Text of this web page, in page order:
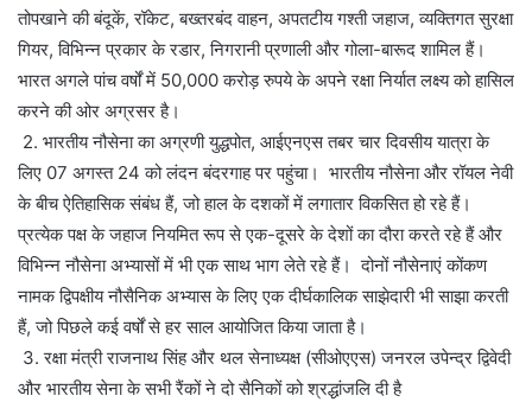
तोपखाने की बंदूकें, रॉकेट, बख्तरबंद वाहन, अपतटीय गश्ती जहाज, व्यक्तिगत सुरक्षा
गियर, विभिन्न प्रकार के रडार, निगरानी प्रणाली और गोला-बारूद शामिल हैं।
भारत अगले पांच वर्षों में 50,000 करोड़ रुपये के अपने रक्षा निर्यात लक्ष्य को हासिल
करने की ओर अग्रसर है।
2. भारतीय नौसेना का अग्रणी युद्धपोत, आईएनएस तबर चार दिवसीय यात्रा के
लिए 07 अगस्त 24 को लंदन बंदरगाह पर पहुंचा। भारतीय नौसेना और रॉयल नेवी
के बीच ऐतिहासिक संबंध हैं, जो हाल के दशकों में लगातार विकसित हो रहे हैं।
प्रत्येक पक्ष के जहाज नियमित रूप से एक-दूसरे के देशों का दौरा करते रहे हैं और
विभिन्न नौसेना अभ्यासों में भी एक साथ भाग लेते रहे हैं। दोनों नौसेनाएं कोंकण
नामक द्विपक्षीय नौसैनिक अभ्यास के लिए एक दीर्घकालिक साझेदारी भी साझा करती
हैं, जो पिछले कई वर्षों से हर साल आयोजित किया जाता है।
3. रक्षा मंत्री राजनाथ सिंह और थल सेनाध्यक्ष (सीओएएस) जनरल उपेन्द्र द्विवेदी
और भारतीय सेना के सभी रैंकों ने दो सैनिकों को श्रद्धांजलि दी है